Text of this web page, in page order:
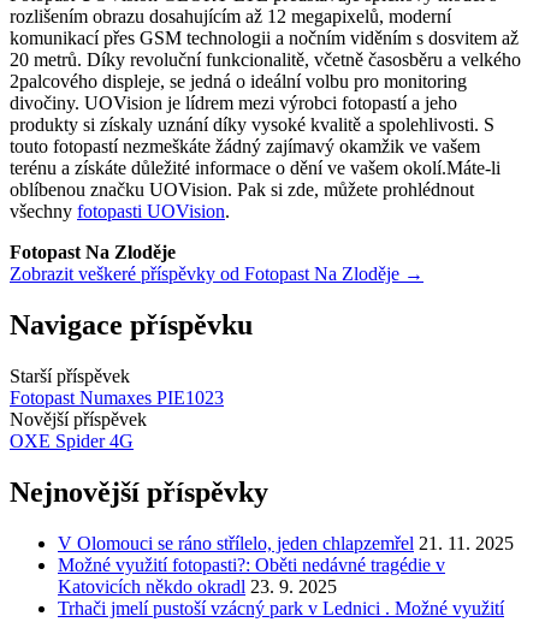
rozlišením obrazu dosahujícím až 12 megapixelů, moderní
komunikací přes GSM technologii a nočním viděním s dosvitem až
20 metrů. Díky revoluční funkcionalitě, včetně časosběru a velkého
2palcového displeje, se jedná o ideální volbu pro monitoring
divočiny. UOVision je lídrem mezi výrobci fotopastí a jeho
produkty si získaly uznání díky vysoké kvalitě a spolehlivosti. S
touto fotopastí nezmeškáte žádný zajímavý okamžik ve vašem
terénu a získáte důležité informace o dění ve vašem okolí.Máte-li
oblíbenou značku UOVision. Pak si zde, můžete prohlédnout
všechny fotopasti UOVision.
Fotopast Na Zloděje
Zobrazit veškeré příspěvky od Fotopast Na Zloděje →
Navigace příspěvku
Starší příspěvek
Fotopast Numaxes PIE1023
Novější příspěvek
OXE Spider 4G
Nejnovější příspěvky
V Olomouci se ráno střílelo, jeden chlapzemřel 21. 11. 2025
Možné využití fotopasti?: Oběti nedávné tragédie v
Katovicích někdo okradl 23. 9. 2025
Trhači jmelí pustoší vzácný park v Lednici . Možné využití